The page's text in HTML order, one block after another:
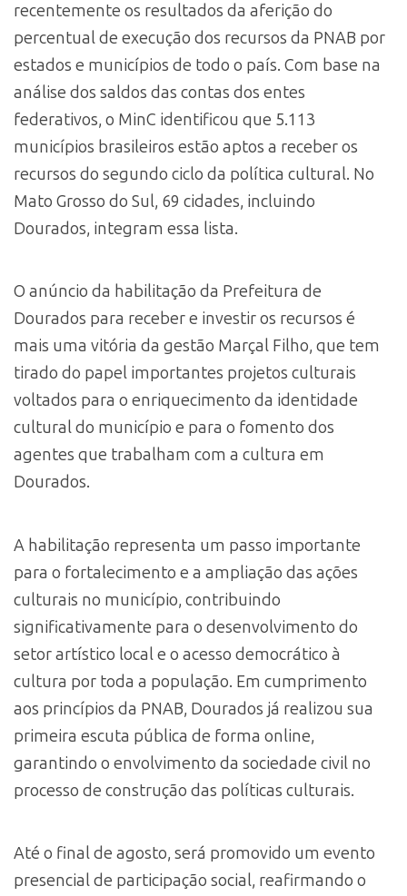
recentemente os resultados da aferição do
percentual de execução dos recursos da PNAB por
estados e municípios de todo o país. Com base na
análise dos saldos das contas dos entes
federativos, o MinC identificou que 5.113
municípios brasileiros estão aptos a receber os
recursos do segundo ciclo da política cultural. No
Mato Grosso do Sul, 69 cidades, incluindo
Dourados, integram essa lista.
O anúncio da habilitação da Prefeitura de
Dourados para receber e investir os recursos é
mais uma vitória da gestão Marçal Filho, que tem
tirado do papel importantes projetos culturais
voltados para o enriquecimento da identidade
cultural do município e para o fomento dos
agentes que trabalham com a cultura em
Dourados.
A habilitação representa um passo importante
para o fortalecimento e a ampliação das ações
culturais no município, contribuindo
significativamente para o desenvolvimento do
setor artístico local e o acesso democrático à
cultura por toda a população. Em cumprimento
aos princípios da PNAB, Dourados já realizou sua
primeira escuta pública de forma online,
garantindo o envolvimento da sociedade civil no
processo de construção das políticas culturais.
Até o final de agosto, será promovido um evento
presencial de participação social, reafirmando o